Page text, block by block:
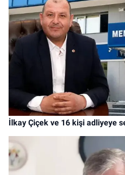
İlkay Çiçek ve 16 kişi adliyeye